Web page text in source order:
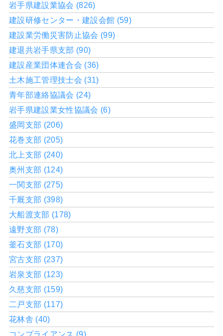
岩手県建設業協会 (826)
建設研修センター・建設会館 (59)
建設業労働災害防止協会 (99)
建退共岩手県支部 (90)
建設産業団体連合会 (36)
土木施工管理技士会 (31)
青年部連絡協議会 (24)
岩手県建設業女性協議会 (6)
盛岡支部 (206)
花巻支部 (205)
北上支部 (240)
奥州支部 (124)
一関支部 (275)
千厩支部 (398)
大船渡支部 (178)
遠野支部 (78)
釜石支部 (170)
宮古支部 (237)
岩泉支部 (123)
久慈支部 (159)
二戸支部 (117)
花林舎 (40)
コンプライアンス (9)